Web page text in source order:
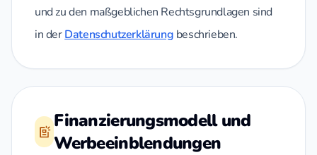
und zu den maßgeblichen Rechtsgrundlagen sind
in derDatenschutzerklärung beschrieben.
Finanzierungsmodell und
Werbeeinblendungen